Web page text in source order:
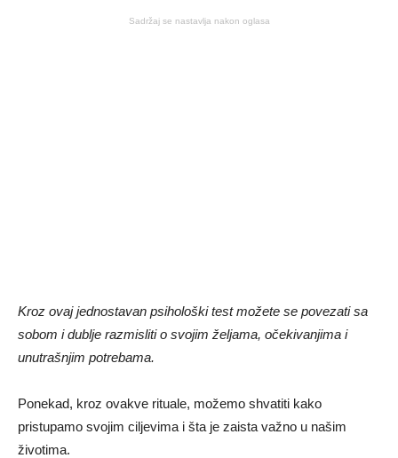
Sadržaj se nastavlja nakon oglasa
Kroz ovaj jednostavan psihološki test možete se povezati sa
sobom i dublje razmisliti o svojim željama, očekivanjima i
unutrašnjim potrebama.
Ponekad, kroz ovakve rituale, možemo shvatiti kako
pristupamo svojim ciljevima i šta je zaista važno u našim
životima.